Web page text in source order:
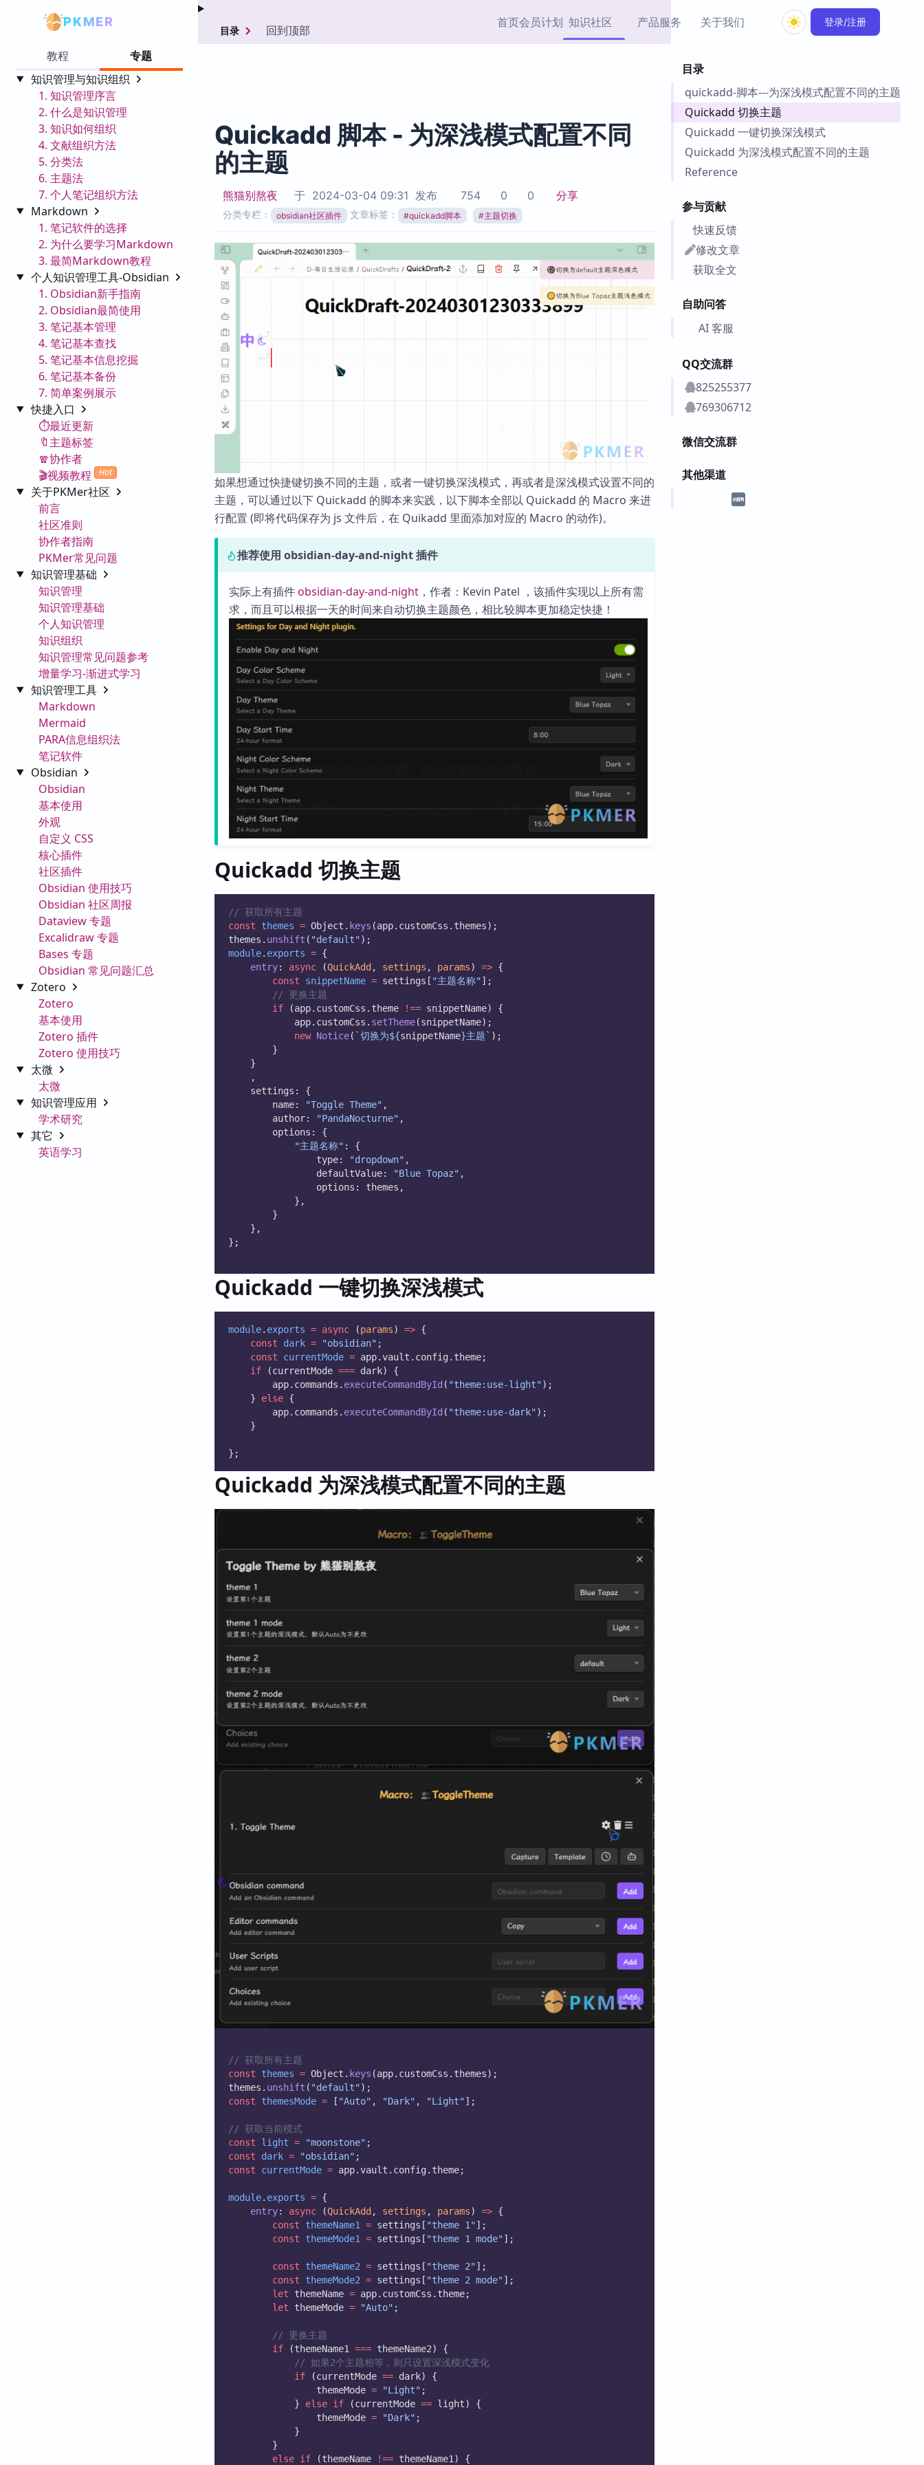
PKMER 首页会员计划 知识社区
协作者
Obsidian 核心插件
Obsidian 社区插件
知识管理
产品服务
载
Zotero 插件
Obsidian 思维导图插件
ZK 卡实例库
Zettelkasten 实践示例
Obsidian 教程
基础用法、插件与外观
Obsidian 主题
关于我们 登录/注册
教程
专题
知识管理与知识组织
1. 知识管理序言
2. 什么是知识管理
3. 知识如何组织
4. 文献组织方法
5. 分类法
6. 主题法
7. 个人笔记组织方法
Markdown
1. 笔记软件的选择
2. 为什么要学习Markdown
3. 最简Markdown教程
个人知识管理工具-Obsidian
1. Obsidian新手指南
2. Obsidian最简使用
3. 笔记基本管理
4. 笔记基本查找
5. 笔记基本信息挖掘
6. 笔记基本备份
7. 简单案例展示
快捷入口
⏱️最近更新
🔖主题标签
🧣协作者
🎬视频教程
Hot
关于PKMer社区
前言
社区准则
协作者指南
PKMer常见问题
知识管理基础
知识管理
知识管理基础
个人知识管理
知识组织
知识管理常见问题参考
增量学习-渐进式学习
知识管理工具
Markdown
Mermaid
PARA信息组织法
笔记软件
Obsidian
Obsidian
基本使用
外观
自定义 CSS
核心插件
社区插件
Obsidian 使用技巧
Obsidian 社区周报
Dataview 专题
Excalidraw 专题
Bases 专题
Obsidian 常见问题汇总
Zotero
Zotero
基本使用
Zotero 插件
Zotero 使用技巧
太微
太微
知识管理应用
学术研究
其它
英语学习
目录
quickadd-脚本---为深浅模式配置不同的主题
Quickadd 切换主题
Quickadd 一键切换深浅模式
Quickadd 为深浅模式配置不同的主题
Reference
参与贡献
快速反馈
修改文章
获取全文
自助问答
AI 客服
QQ交流群
825255377
769306712
微信交流群
其他渠道
目录 回到顶部
Quickadd 脚本 - 为深浅模式配置不同
的主题
熊猫别熬夜 于 2024-03-04 09:31 发布 754 0 0 分享
分类专栏： obsidian社区插件 文章标签： #quickadd脚本 #主题切换
如果想通过快捷键切换不同的主题，或者一键切换深浅模式，再或者是深浅模式设置不同的
主题，可以通过以下 Quickadd 的脚本来实践，以下脚本全部以 Quickadd 的 Macro 来进
行配置 (即将代码保存为 js 文件后，在 Quikadd 里面添加对应的 Macro 的动作)。
推荐使用 obsidian-day-and-night 插件
实际上有插件obsidian-day-and-night，作者：Kevin Patel ，该插件实现以上所有需
求，而且可以根据一天的时间来自动切换主题颜色，相比较脚本更加稳定快捷！
Quickadd 切换主题
// 获取所有主题
const
themes = Object. keys (app.customCss.themes);
themes. unshift ( "default" );
module. exports = {
entry: async (QuickAdd , settings , params) => {
const
snippetName = settings[ "主题名称" ];
// 更换主题
if (app.customCss.theme !== snippetName) {
			app.customCss.
setTheme(snippetName);
new Notice( `切换为${snippetName}主题` );
		}
	}
	,
	settings: {
		name:
"Toggle Theme" ,
		author:
"PandaNocturne" ,
		options: {
"主题名称" : {
				type:
"dropdown" ,
				defaultValue:
"Blue Topaz" ,
				options: themes,
			},
		}
	},
};
Quickadd 一键切换深浅模式
module. exports = async (params) => {
const
dark = "obsidian" ;
const
currentMode = app.vault.config.theme;
if (currentMode === dark) {
		app.commands.
executeCommandById ( "theme:use-light" );
	}
else {
		app.commands.
executeCommandById ( "theme:use-dark" );
	}
};
Quickadd 为深浅模式配置不同的主题
// 获取所有主题
const
themes = Object. keys (app.customCss.themes);
themes. unshift ( "default" );
const
themesMode = [ "Auto" , "Dark" , "Light" ];
// 获取当前模式
const
light = "moonstone" ;
const
dark = "obsidian" ;
const
currentMode = app.vault.config.theme;
module. exports = {
entry: async (QuickAdd , settings , params) => {
const
themeName1 = settings[ "theme 1" ];
const
themeMode1 = settings[ "theme 1 mode" ];
const themeName2 = settings[ "theme 2" ];
const
themeMode2 = settings[ "theme 2 mode" ];
let themeName = app.customCss.theme;
let themeMode = "Auto" ;
// 更换主题
if (themeName1 === themeName2) {
// 如果2个主题相等，则只设置深浅模式变化
if (currentMode == dark) {
				themeMode
= "Light" ;
			}
else if (currentMode == light) {
				themeMode
= "Dark" ;
			}
		}
else if (themeName !== themeName1) {